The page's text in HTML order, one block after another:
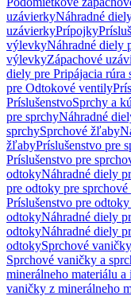
uzávierkyNáhradné
uzávierkyPrípojky
výlevkyNáhradné diely
výlevkyZápachové
diely pre Pripájacia rúra
pre Odtokové ventily
PríslušenstvoSprchy a
pre sprchyNáhradné
sprchySprchové žľaby
žľabyPríslušenstvo pre
Príslušenstvo pre
odtokyNáhradné diely
pre odtoky pre
Príslušenstvo pre
odtokyNáhradné diely
odtokyNáhradné diely
odtokySprchové
Sprchové vaničky a
minerálneho materiálu
vaničky z minerálneho